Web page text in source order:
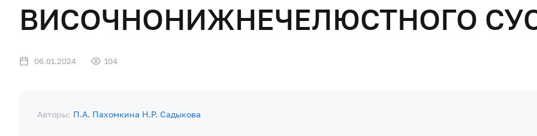
ВИСОЧНОНИЖНЕЧЕЛЮСТНОГО
06.01.2024 104
Авторы: П.А. Пахомкина Н.Р. Садыкова